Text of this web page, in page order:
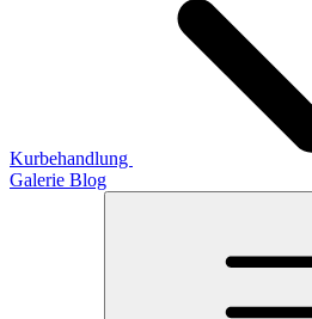
Kurbehandlung
Galerie Blog